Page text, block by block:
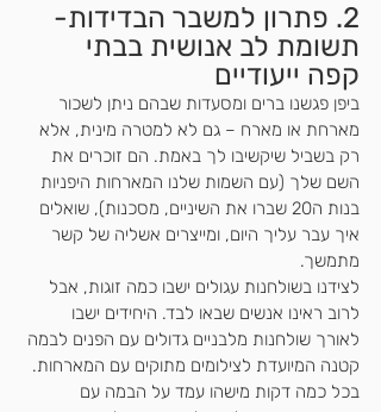
2. פתרון למשבר הבדידות-
תשומת לב אנושית בבתי
קפה ייעודיים
ביפן פגשנו ברים ומסעדות שבהם ניתן לשכור
מארחת או מארח – גם לא למטרה מינית, אלא
רק בשביל שיקשיבו לך באמת. הם זוכרים את
השם שלך (עם השמות שלנו המארחות היפניות
בנות ה20 שברו את השיניים, מסכנות), שואלים
איך עבר עליך היום, ומייצרים אשליה של קשר
מתמשך.
לצידנו בשולחנות עגולים ישבו כמה זוגות, אבל
לרוב ראינו אנשים שבאו לבד. היחידים ישבו
לאורך שולחנות מלבניים גדולים עם הפנים לבמה
קטנה המיועדת לצילומים מתוקים עם המארחות.
בכל כמה דקות מישהו עמד על הבמה עם